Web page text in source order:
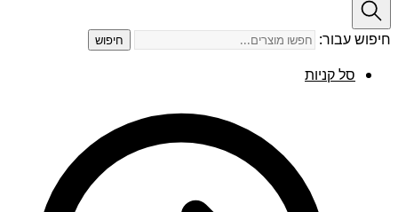
חיפוש עבור: חיפוש
סל קניות